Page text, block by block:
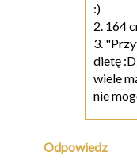
:)
2. 164
3.
dietę
wiele
nie
Odpowiedz